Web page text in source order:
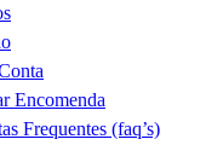
Encomenda
Frequentes (faq’s)